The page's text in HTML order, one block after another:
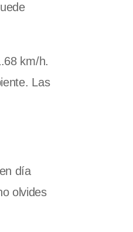
km/h.
Las
día
olvides